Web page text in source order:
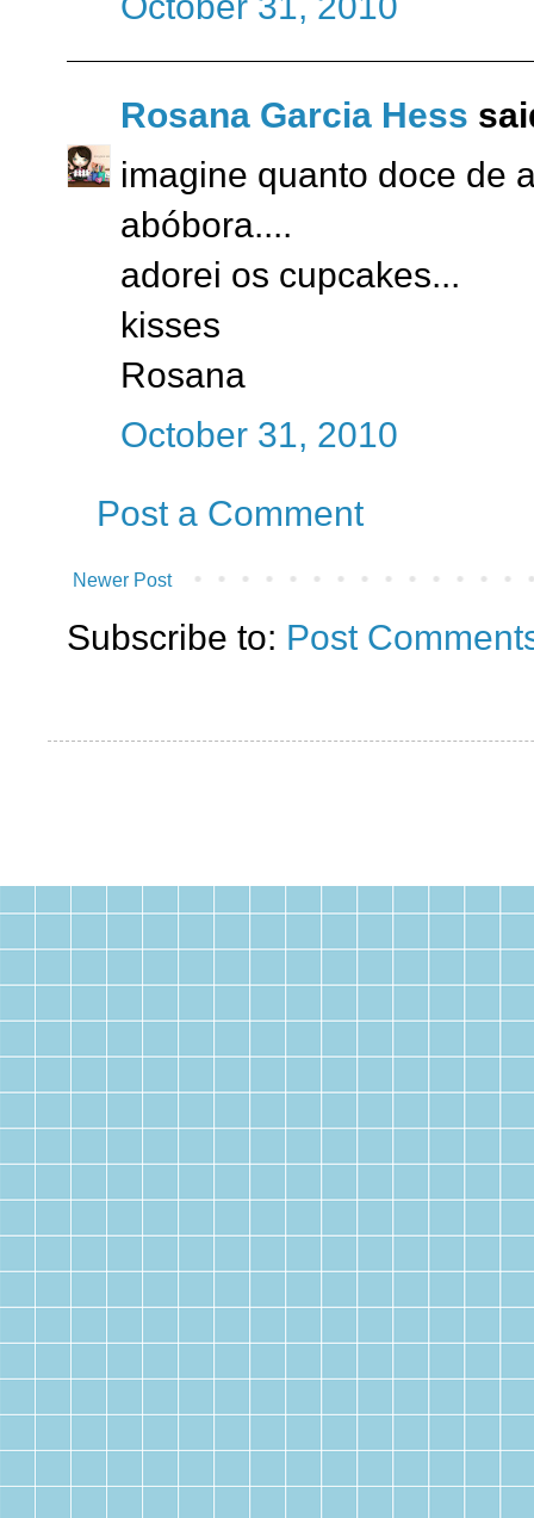
Rosana Garcia Hess
imagine quanto doce de
abóbora....
adorei os cupcakes...
kisses
Rosana
October 31, 2010
Post a Comment
Newer Post
Subscribe to: Post